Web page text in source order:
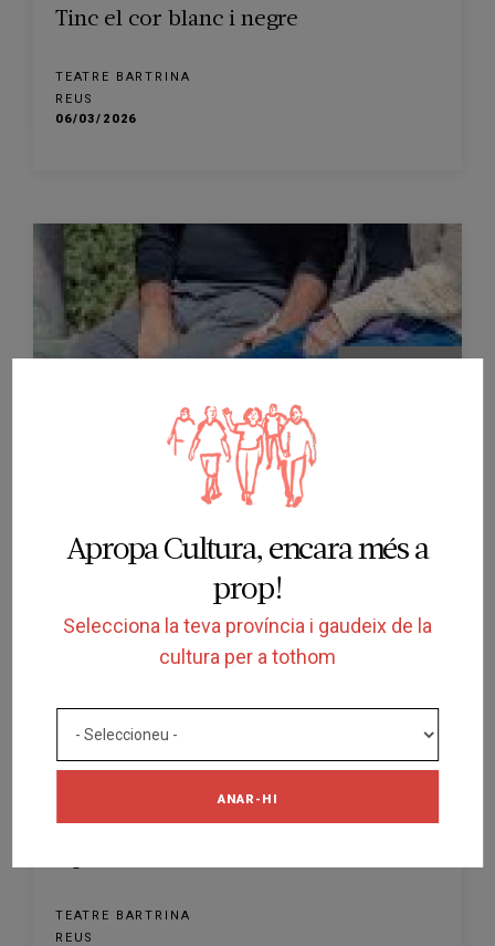
Apropa Cultura, encara més a
prop!
Selecciona la teva província i gaudeix de la
cultura per a tothom
ANAR-HI
Tinc el cor blanc i negre
TEATRE BARTRINA
REUS
06/03/2026
FINALITZADA
Una festa a Roma
17/04/2026
TEATRE BARTRINA
REUS